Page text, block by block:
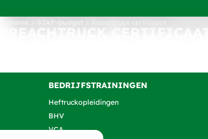
Home STAP-budget Reachtruck certificaat
REACHTRUCK CERTIFICAAT
BEDRIJFSTRAININGEN
Heftruckopleidingen
BHV
VCA